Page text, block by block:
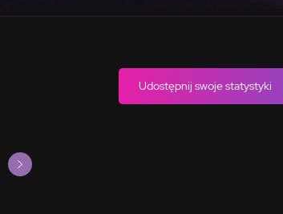
Udostępnij swoje statystyki